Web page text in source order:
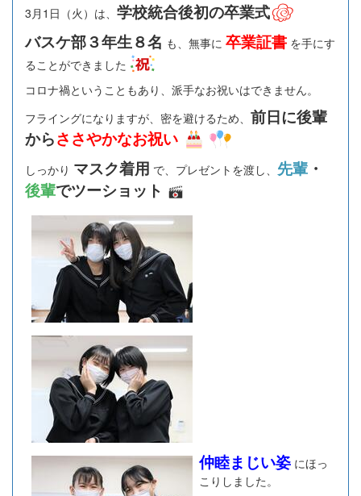
3月1日（火）は、 学校統合後初の卒業式
バスケ部３年生８名 も、無事に 卒業証書 を手にす
ることができました
コロナ禍ということもあり、派手なお祝いはできません。
フライングになりますが、密を避けるため、 前日に後輩
からささやかなお祝い
しっかり マスク着用 で、プレゼントを渡し、 先輩 ・
後輩でツーショット
仲睦まじい姿 にほっ
こりしました。